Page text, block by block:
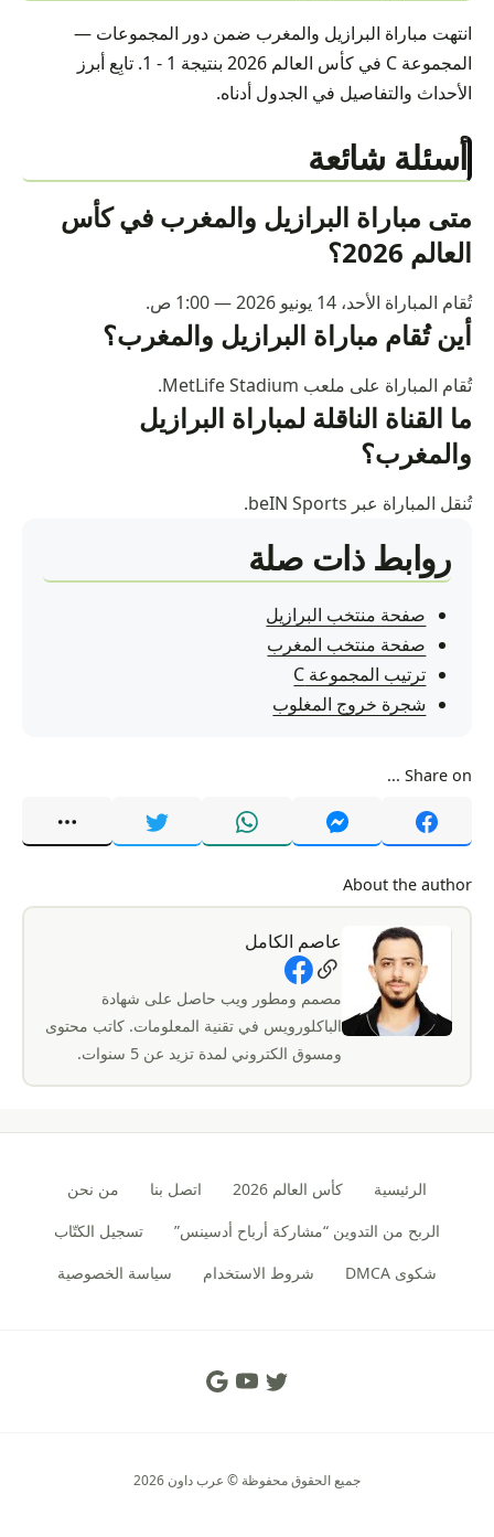
انتهت مباراة البرازيل والمغرب ضمن دور المجموعات —
المجموعة C في كأس العالم 2026 بنتيجة 1 - 1. تابِع أبرز
الأحداث والتفاصيل في الجدول أدناه.
أسئلة شائعة
متى مباراة البرازيل والمغرب في كأس
العالم 2026؟
تُقام المباراة الأحد، 14 يونيو 2026 — 1:00 ص.
أين تُقام مباراة البرازيل والمغرب؟
تُقام المباراة على ملعب MetLife Stadium.
ما القناة الناقلة لمباراة البرازيل
والمغرب؟
تُنقل المباراة عبر beIN Sports.
روابط ذات صلة
صفحة منتخب البرازيل
صفحة منتخب المغرب
ترتيب المجموعة C
شجرة خروج المغلوب
Share on ...
About the author
عاصم الكامل
Social Links
مصمم ومطور ويب حاصل على شهادة
الباكلورويس في تقنية المعلومات. كاتب محتوى
ومسوق الكتروني لمدة تزيد عن 5 سنوات.
الرئيسية كأس العالم 2026 اتصل بنا
من نحن
الربح من التدوين “مشاركة أرباح أدسينس”
تسجيل الكتّاب
شكوى DMCA
شروط الاستخدام سياسة الخصوصية
Social Links
جميع الحقوق محفوظة © عرب داون 2026